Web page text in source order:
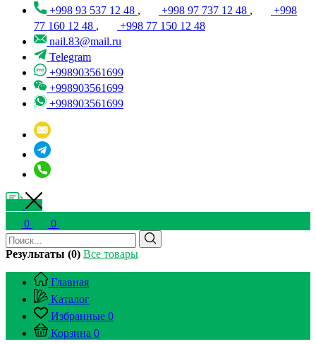
+998 93 537 12 48 , +998 97 737 12 48 ,
+998
77 160 12 48 ,
+998 77 150 12 48
nail.83@mail.ru
Telegram
+998903561699
+998903561699
+998903561699
0 0
Результаты (0) Все товары
Главная
Каталог
Избранные 0
Корзина 0